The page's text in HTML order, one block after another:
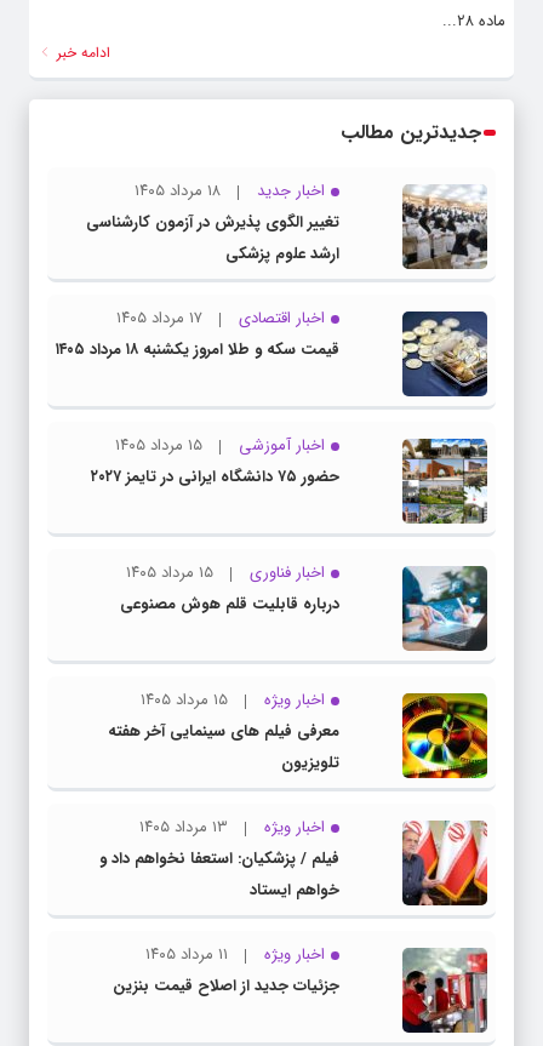
ماده ۲۸...
ادامه خبر
جدیدترین مطالب
اخبار جدید
۱۸ مرداد ۱۴۰۵
تغییر الگوی پذیرش در آزمون کارشناسی
ارشد علوم پزشکی
اخبار اقتصادی
۱۷ مرداد ۱۴۰۵
قیمت سکه و طلا امروز یکشنبه ۱۸ مرداد ۱۴۰۵
اخبار آموزشی
۱۵ مرداد ۱۴۰۵
حضور ۷۵ دانشگاه ایرانی در تایمز ۲۰۲۷
اخبار فناوری
۱۵ مرداد ۱۴۰۵
درباره قابلیت قلم هوش مصنوعی
اخبار ویژه
۱۵ مرداد ۱۴۰۵
معرفی فیلم های سینمایی آخر هفته
تلویزیون
اخبار ویژه
۱۳ مرداد ۱۴۰۵
فیلم / پزشکیان: استعفا نخواهم داد و
خواهم ایستاد
اخبار ویژه
۱۱ مرداد ۱۴۰۵
جزئیات جدید از اصلاح قیمت بنزین